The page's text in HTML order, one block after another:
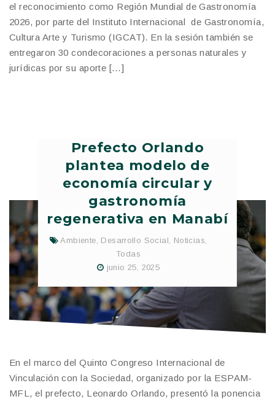
el reconocimiento como Región Mundial de Gastronomía
2026, por parte del Instituto Internacional de Gastronomía,
Cultura Arte y Turismo (IGCAT). En la sesión también se
entregaron 30 condecoraciones a personas naturales y
jurídicas por su aporte […]
Prefecto Orlando
plantea modelo de
economía circular y
gastronomía
regenerativa en Manabí
Ambiente Desarrollo Social Noticias
Todas
junio 25, 2025
En el marco del Quinto Congreso Internacional de
Vinculación con la Sociedad, organizado por la ESPAM-
MFL, el prefecto, Leonardo Orlando, presentó la ponencia